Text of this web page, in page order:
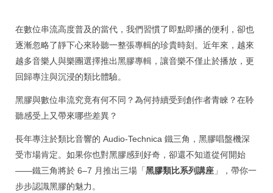
在數位串流高度普及的當代，我們習慣了即點即播的便利，卻也
逐漸忽略了靜下心來聆聽一整張專輯的珍貴時刻。近年來，越來
越多音樂人與樂團選擇推出黑膠專輯，讓音樂不僅止於播放，更
回歸專注與沉浸的類比體驗。
黑膠與數位串流究竟有何不同？為何持續受到創作者青睞？在聆
聽感受上又帶來哪些差異？
長年專注於類比音響的 Audio-Technica 鐵三角，黑膠唱盤機深
受市場肯定。如果你也對黑膠感到好奇，卻還不知道從何開始
——鐵三角將於 6–7 月推出三場「黑膠類比系列講座 」，帶你一
步步認識黑膠的魅力。